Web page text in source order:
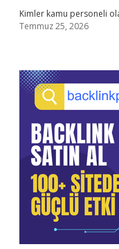
Kimler kamu personeli
Temmuz 25, 2026